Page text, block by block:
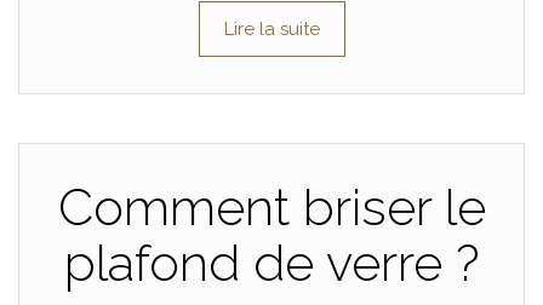
Lire la suite
Comment briser le
plafond de verre ?